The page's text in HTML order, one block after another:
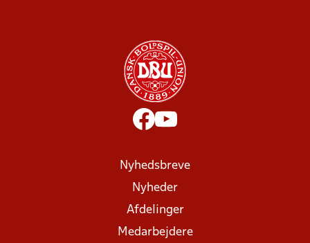
Nyhedsbreve
Nyheder
Afdelinger
Medarbejdere